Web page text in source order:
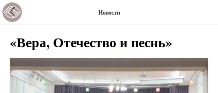
Новости
«Вера, Отечество и песнь»